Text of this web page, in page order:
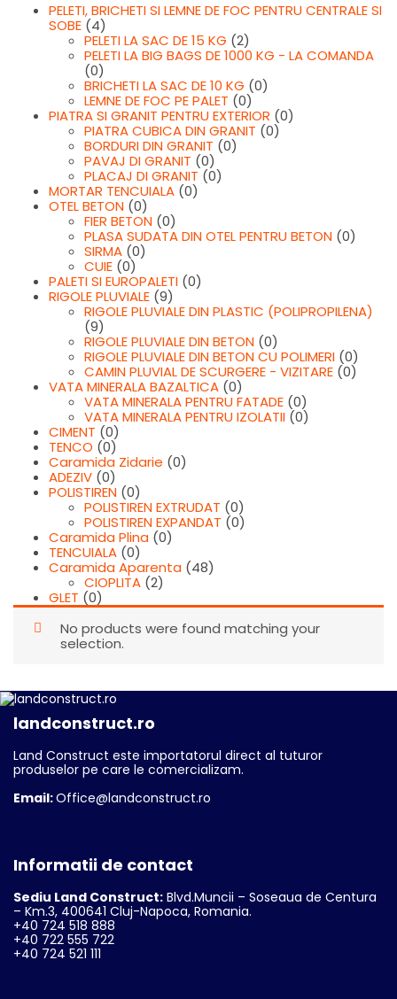
PELETI, BRICHETI SI LEMNE DE FOC PENTRU CENTRALE SI
SOBE (4)
PELETI LA SAC DE 15 KG (2)
PELETI LA BIG BAGS DE 1000 KG - LA COMANDA
(0)
BRICHETI LA SAC DE 10 KG (0)
LEMNE DE FOC PE PALET (0)
PIATRA SI GRANIT PENTRU EXTERIOR (0)
PIATRA CUBICA DIN GRANIT (0)
BORDURI DIN GRANIT (0)
PAVAJ DI GRANIT (0)
PLACAJ DI GRANIT (0)
MORTAR TENCUIALA (0)
OTEL BETON (0)
FIER BETON (0)
PLASA SUDATA DIN OTEL PENTRU BETON (0)
SIRMA (0)
CUIE (0)
PALETI SI EUROPALETI (0)
RIGOLE PLUVIALE (9)
RIGOLE PLUVIALE DIN PLASTIC (POLIPROPILENA)
(9)
RIGOLE PLUVIALE DIN BETON (0)
RIGOLE PLUVIALE DIN BETON CU POLIMERI (0)
CAMIN PLUVIAL DE SCURGERE - VIZITARE (0)
VATA MINERALA BAZALTICA (0)
VATA MINERALA PENTRU FATADE (0)
VATA MINERALA PENTRU IZOLATII (0)
CIMENT (0)
TENCO (0)
Caramida Zidarie (0)
ADEZIV (0)
POLISTIREN (0)
POLISTIREN EXTRUDAT (0)
POLISTIREN EXPANDAT (0)
Caramida Plina (0)
TENCUIALA (0)
Caramida Aparenta (48)
CIOPLITA (2)
GLET (0)
No products were found matching your
selection.
landconstruct.ro
Land Construct este importatorul direct al tuturor
produselor pe care le comercializam.
Email:Office@landconstruct.ro
Informatii de contact
Sediu Land Construct: Blvd.Muncii – Soseaua de Centura
– Km.3, 400641 Cluj-Napoca, Romania.
+40 724 518 888
+40 722 555 722
+40 724 521 111